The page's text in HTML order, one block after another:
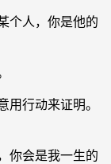
个人，你是他的
用行动来证明。
你会是我一生的